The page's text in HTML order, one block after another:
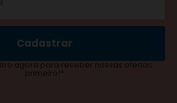
Cadastrar
agora para receber nossas ofertas
primeiro!*